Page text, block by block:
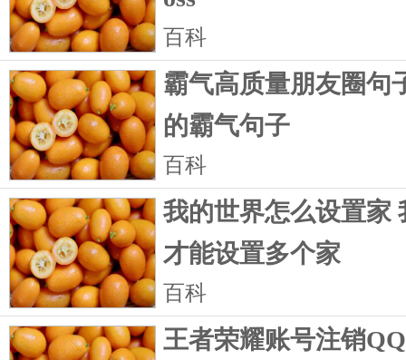
百科
霸气高质量朋友圈句
的霸气句子
百科
我的世界怎么设置家
才能设置多个家
百科
王者荣耀账号注销